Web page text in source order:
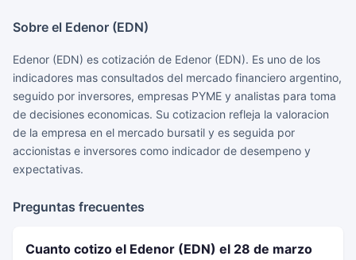
Sobre el Edenor (EDN)
Edenor (EDN) es cotización de Edenor (EDN). Es uno de los
indicadores mas consultados del mercado financiero argentino,
seguido por inversores, empresas PYME y analistas para toma
de decisiones economicas. Su cotizacion refleja la valoracion
de la empresa en el mercado bursatil y es seguida por
accionistas e inversores como indicador de desempeno y
expectativas.
Preguntas frecuentes
Cuanto cotizo el Edenor (EDN) el 28 de marzo